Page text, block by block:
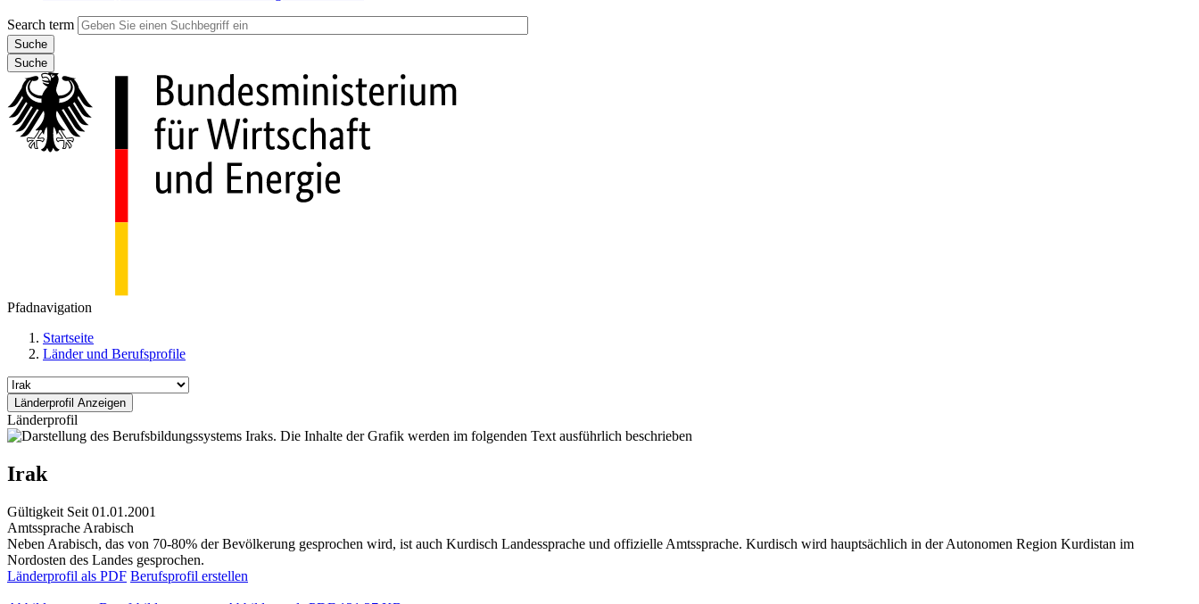
Search term
Suche
Pfadnavigation
Startseite
Länder und Berufsprofile
Länderprofil
Irak
Gültigkeit Seit 01.01.2001
Amtssprache Arabisch
Neben Arabisch, das von 70-80% der Bevölkerung gesprochen wird, ist auch Kurdisch Landessprache und offizielle Amtssprache. Kurdisch wird hauptsächlich in der Autonomen Region Kurdistan im
Nordosten des Landes gesprochen.
Länderprofil als PDF Berufsprofil erstellen